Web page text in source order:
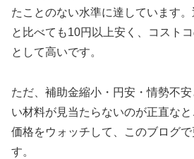
たことのない水準に達しています
と比べても10円以上安く、コスト
として高いです。
ただ、補助金縮小・円安・情勢不
い材料が見当たらないのが正直な
価格をウォッチして、このブログ
す。